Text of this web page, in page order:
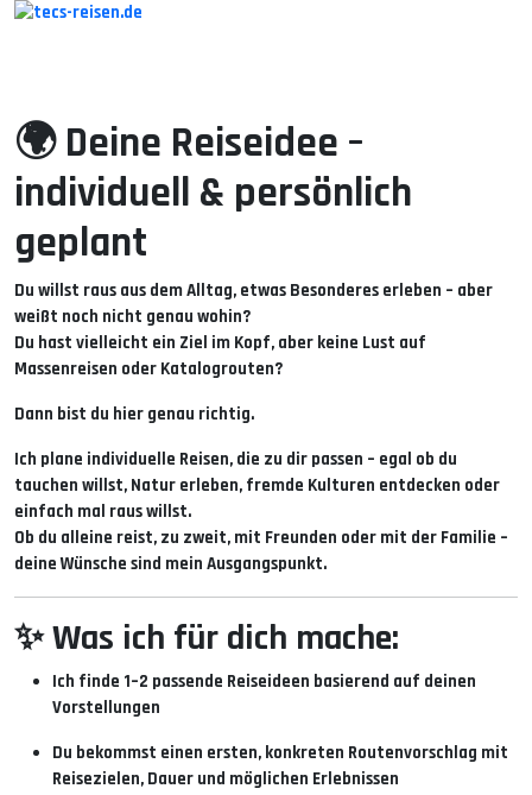
🌍 Deine Reiseidee –
individuell & persönlich
geplant
Du willst raus aus dem Alltag, etwas Besonderes erleben – aber
weißt noch nicht genau wohin?
Du hast vielleicht ein Ziel im Kopf, aber keine Lust auf
Massenreisen oder Katalogrouten?
Dann bist du hier genau richtig.
Ich plane individuelle Reisen, die zu dir passen – egal ob du
tauchen willst, Natur erleben, fremde Kulturen entdecken oder
einfach mal raus willst.
Ob du alleine reist, zu zweit, mit Freunden oder mit der Familie –
deine Wünsche sind mein Ausgangspunkt.
✨ Was ich für dich mache:
Ich finde 1–2 passende Reiseideen basierend auf deinen
Vorstellungen
Du bekommst einen ersten, konkreten Routenvorschlag mit
Reisezielen, Dauer und möglichen Erlebnissen